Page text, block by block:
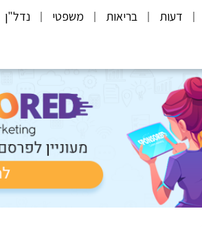
דעות בריאות משפטי נדל"ן